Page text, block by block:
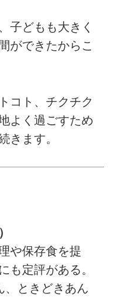
子どもも大きく
ができたからこ
コト、チクチク
よく過ごすため
きます。
や保存食を提
も定評がある。
、ときどきあん